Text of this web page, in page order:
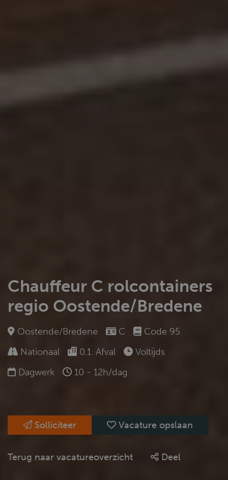
Chauffeur C rolcontainers
regio Oostende/Bredene
Oostende/Bredene C
Code 95
Nationaal
0.1. Afval
Voltijds
Dagwerk
10 - 12h/dag
Solliciteer Vacature opslaan
Terug naar vacatureoverzicht Deel